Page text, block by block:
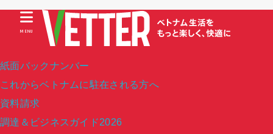
紙面バックナンバー
これからベトナムに駐在される方へ
資料請求
調達＆ビジネスガイド2026
MENU